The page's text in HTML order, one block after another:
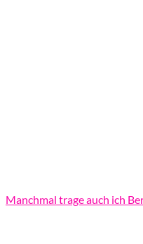
Manchmal trage auch ich